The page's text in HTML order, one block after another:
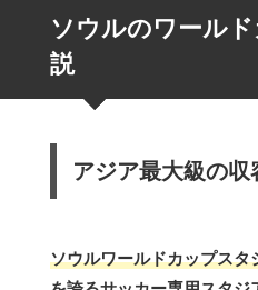
ソウルのワール
説
アジア最大級の
ソウルワールドカップス